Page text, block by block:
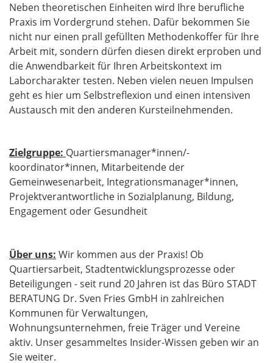
Neben theoretischen Einheiten wird Ihre berufliche
Praxis im Vordergrund stehen. Dafür bekommen Sie
nicht nur einen prall gefüllten Methodenkoffer für Ihre
Arbeit mit, sondern dürfen diesen direkt erproben und
die Anwendbarkeit für Ihren Arbeitskontext im
Laborcharakter testen. Neben vielen neuen Impulsen
geht es hier um Selbstreflexion und einen intensiven
Austausch mit den anderen Kursteilnehmenden.
Zielgruppe: Quartiersmanager*innen/-
koordinator*innen, Mitarbeitende der
Gemeinwesenarbeit, Integrationsmanager*innen,
Projektverantwortliche in Sozialplanung, Bildung,
Engagement oder Gesundheit
Über uns: Wir kommen aus der Praxis! Ob
Quartiersarbeit, Stadtentwicklungsprozesse oder
Beteiligungen - seit rund 20 Jahren ist das Büro STADT
BERATUNG Dr. Sven Fries GmbH in zahlreichen
Kommunen für Verwaltungen,
Wohnungsunternehmen, freie Träger und Vereine
aktiv. Unser gesammeltes Insider-Wissen geben wir an
Sie weiter.